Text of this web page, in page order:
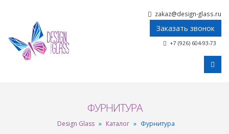
zakaz@design-glass.ru
Заказать звонок
+7 (926) 604-93-73
ФУРНИТУРА
Design Glass » Каталог » Фурнитура